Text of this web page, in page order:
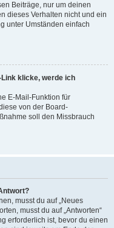
Beiträge, nur um deinen
dieses Verhalten nicht und ein
unter Umständen einfach
klicke, werde ich
E-Mail-Funktion für
von der Board-
soll den Missbrauch
musst du auf „Neues
musst du auf „Antworten“
erforderlich ist, bevor du einen